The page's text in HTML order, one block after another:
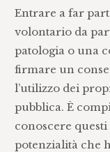
Entrare a far
volontario da
patologia o una
firmare un
l’utilizzo dei
pubblica. È
conoscere
potenzialità che